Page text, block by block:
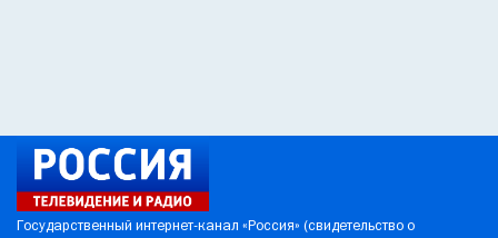
Государственный интернет-канал «Россия» (свидетельство о